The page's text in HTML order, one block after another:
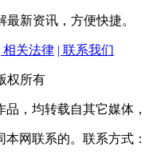
新资讯，方便快捷。
相关法律 | 联系我们
权所有
，均转载自其它媒体
网联系的。联系方式：